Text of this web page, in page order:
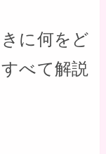
に何をど
べて解説